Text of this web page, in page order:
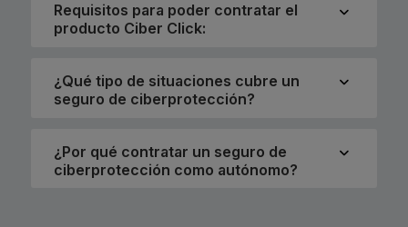
Requisitos para poder contratar el
producto Ciber Click:
¿Qué tipo de situaciones cubre un
seguro de ciberprotección?
¿Por qué contratar un seguro de
ciberprotección como autónomo?